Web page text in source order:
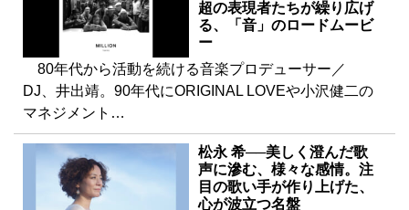
超の表現者たちが繰り広げ
る、「音」のロードムービ
ー
80年代から活動を続ける音楽プロデューサー／
DJ、井出靖。90年代にORIGINAL LOVEや小沢健二の
マネジメント…
松永 希──美しく澄んだ歌
声に滲む、様々な感情。注
目の歌い手が作り上げた、
心が波立つ名盤